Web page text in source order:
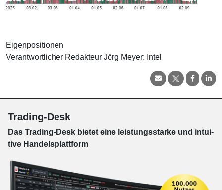
Eigenpositionen
Verantwortlicher Redakteur Jörg Meyer: Intel
Trading-Desk
Das Trading-Desk bie­tet eine leis­tungs­star­ke und in­tui­
tive Han­dels­platt­form